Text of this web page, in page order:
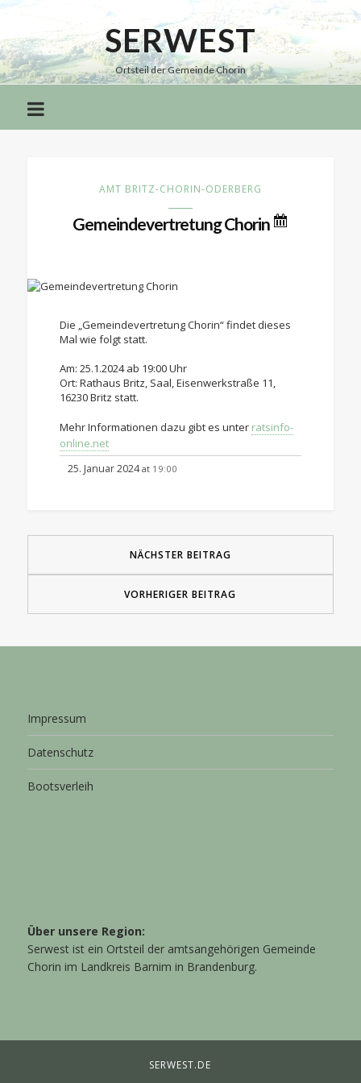
Serwest
SERWEST
Ortsteil der Gemeinde Chorin
AMT BRITZ-CHORIN-ODERBERG
Gemeindevertretung Chorin
Die „Gemeindevertretung Chorin“ findet dieses
Mal wie folgt statt.
Am: 25.1.2024 ab 19:00 Uhr
Ort: Rathaus Britz, Saal, Eisenwerkstraße 11,
16230 Britz statt.
Mehr Informationen dazu gibt es unter ratsinfo-
online.net
25. Januar 2024 at 19:00
NÄCHSTER BEITRAG
VORHERIGER BEITRAG
Impressum
Datenschutz
Bootsverleih
Über unsere Region:
Serwest ist ein Ortsteil der amtsangehörigen Gemeinde
Chorin im Landkreis Barnim in Brandenburg.
SERWEST.DE